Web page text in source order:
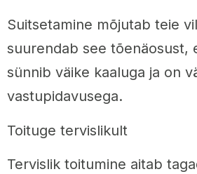
Suitsetamine mõjutab teie
suurendab see tõenäosust,
sünnib väike kaaluga ja on
vastupidavusega.
Toituge tervislikult
Tervislik toitumine aitab